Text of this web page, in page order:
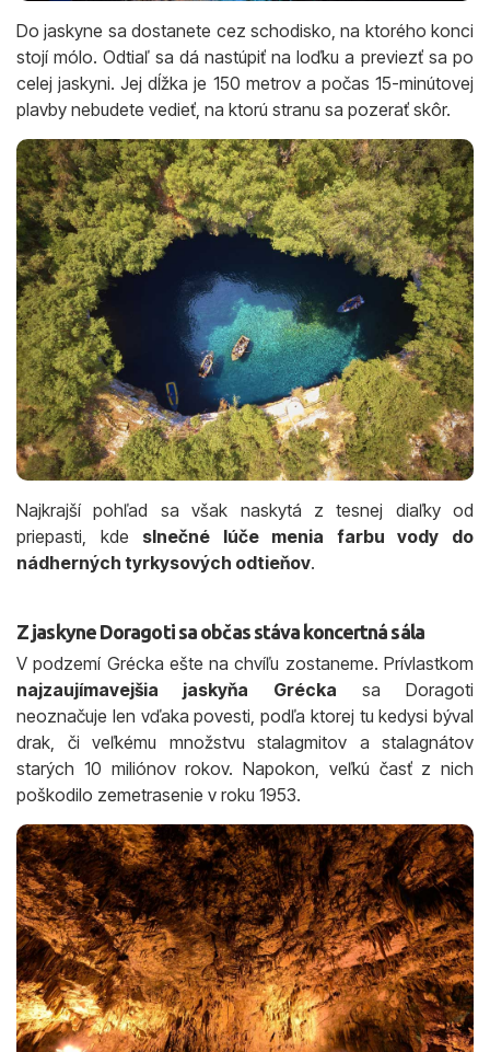
Do jaskyne sa dostanete cez schodisko, na ktorého konci
stojí mólo. Odtiaľ sa dá nastúpiť na loďku a previezť sa po
celej jaskyni. Jej dĺžka je 150 metrov a počas 15-minútovej
plavby nebudete vedieť, na ktorú stranu sa pozerať skôr.
Najkrajší pohľad sa však naskytá z tesnej diaľky od
priepasti, kde slnečné lúče menia farbu vody do
nádherných tyrkysových odtieňov.
Z jaskyne Doragoti sa občas stáva koncertná sála
V podzemí Grécka ešte na chvíľu zostaneme. Prívlastkom
najzaujímavejšia jaskyňa Grécka sa Doragoti
neoznačuje len vďaka povesti, podľa ktorej tu kedysi býval
drak, či veľkému množstvu stalagmitov a stalagnátov
starých 10 miliónov rokov. Napokon, veľkú časť z nich
poškodilo zemetrasenie v roku 1953.